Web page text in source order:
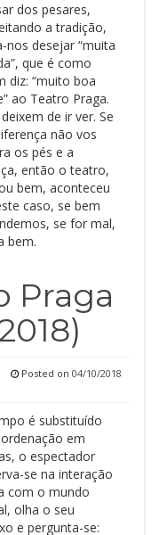
dos pesares,
a tradição,
nos desejar “muita
que é como
diz: “muito boa
ao Teatro Praga.
de ir ver. Se
não vos
os pés e a
então o teatro,
bem, aconteceu
caso, se bem
se for mal,
bem.
Praga
Posted on 04/10/2018
é substituído
em
o espectador
se na interação
com o mundo
olha o seu
e pergunta-se: